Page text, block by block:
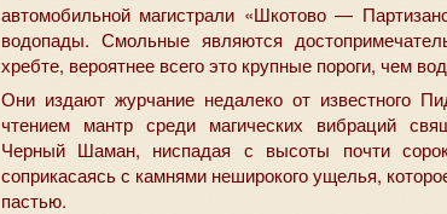
автомобильной магистрали «Шкотово —
водопады. Смольные являются
хребте, вероятнее всего это крупные пороги, чем
Они издают журчание недалеко от известного
чтением мантр среди магических вибраций
Черный Шаман, ниспадая с высоты почти
соприкасаясь с камнями неширокого ущелья,
пастью.